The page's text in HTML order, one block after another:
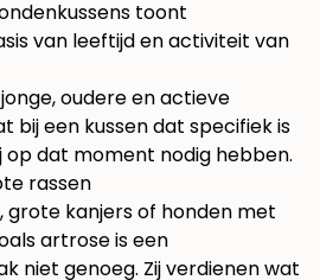
oudere en actieve
bij een kussen dat specifiek is
dat moment nodig hebben.
rassen
grote kanjers of honden met
artrose is een
niet genoeg. Zij verdienen wat